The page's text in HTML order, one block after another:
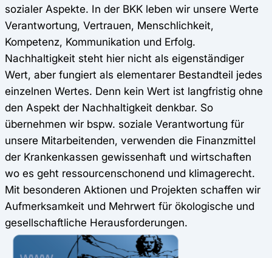
sozialer Aspekte. In der BKK leben wir unsere Werte
Verantwortung, Vertrauen, Menschlichkeit,
Kompetenz, Kommunikation und Erfolg.
Nachhaltigkeit steht hier nicht als eigenständiger
Wert, aber fungiert als elementarer Bestandteil jedes
einzelnen Wertes. Denn kein Wert ist langfristig ohne
den Aspekt der Nachhaltigkeit denkbar. So
übernehmen wir bspw. soziale Verantwortung für
unsere Mitarbeitenden, verwenden die Finanzmittel
der Krankenkassen gewissenhaft und wirtschaften
wo es geht ressourcenschonend und klimagerecht.
Mit besonderen Aktionen und Projekten schaffen wir
Aufmerksamkeit und Mehrwert für ökologische und
gesellschaftliche Herausforderungen.